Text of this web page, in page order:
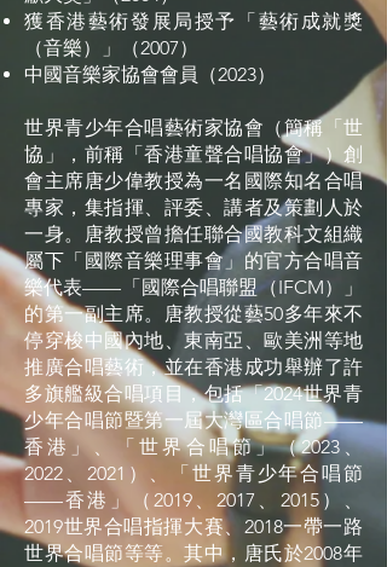
獲香港藝術發展局授予「藝術成就獎
（音樂）」（2007）
中國音樂家協會會員（2023）
世界青少年合唱藝術家協會（簡稱「世
協」，前稱「香港童聲合唱協會」）創
會主席唐少偉教授為一名國際知名合唱
專家，集指揮、評委、講者及策劃人於
一身。唐教授曾擔任聯合國教科文組織
屬下「國際音樂理事會」的官方合唱音
樂代表——「國際合唱聯盟（IFCM）」
的第一副主席。唐教授從藝50多年來不
停穿梭中國內地、東南亞、歐美洲等地
推廣合唱藝術，並在香港成功舉辦了許
多旗艦級合唱項目，包括「2024世界青
少年合唱節暨第一屆大灣區合唱節——
香港」、「世界合唱節」（2023、
2022、2021）、「世界青少年合唱節
——香港」（2019、2017、2015）、
2019世界合唱指揮大賽、2018一帶一路
世界合唱節等等。其中，唐氏於2008年